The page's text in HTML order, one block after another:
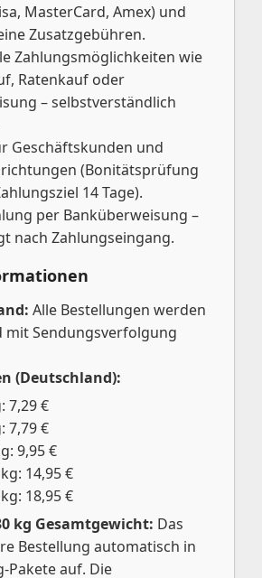
MasterCard, Amex) und
Zusatzgebühren.
Zahlungsmöglichkeiten wie
Ratenkauf oder
– selbstverständlich
Geschäftskunden und
(Bonitätsprüfung
14 Tage).
per Banküberweisung –
nach Zahlungseingang.
Alle Bestellungen werden
mit Sendungsverfolgung
(Deutschland):
7,29 €
7,79 €
9,95 €
14,95 €
18,95 €
kg Gesamtgewicht: Das
Bestellung automatisch in
Pakete auf. Die